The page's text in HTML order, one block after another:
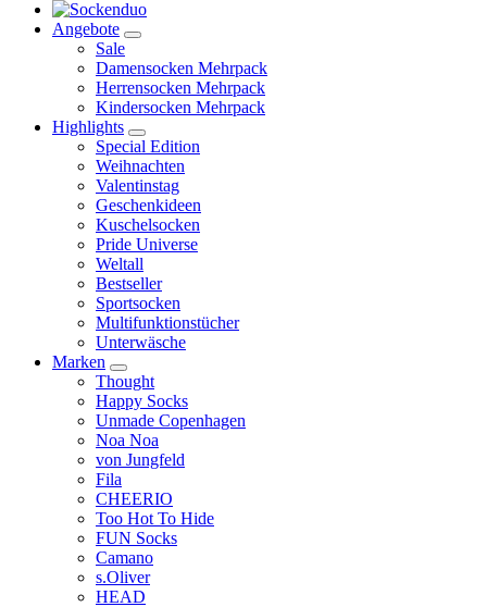
Angebote
Sale
Damensocken Mehrpack
Herrensocken Mehrpack
Kindersocken Mehrpack
Highlights
Special Edition
Weihnachten
Valentinstag
Geschenkideen
Kuschelsocken
Pride Universe
Weltall
Bestseller
Sportsocken
Multifunktionstücher
Unterwäsche
Marken
Thought
Happy Socks
Unmade Copenhagen
Noa Noa
von Jungfeld
Fila
CHEERIO
Too Hot To Hide
FUN Socks
Camano
s.Oliver
HEAD